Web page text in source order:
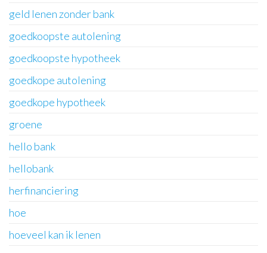
geld lenen zonder bank
goedkoopste autolening
goedkoopste hypotheek
goedkope autolening
goedkope hypotheek
groene
hello bank
hellobank
herfinanciering
hoe
hoeveel kan ik lenen